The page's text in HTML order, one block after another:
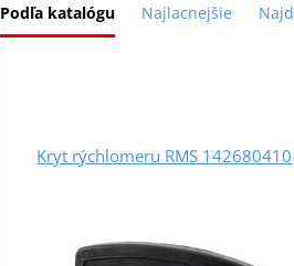
Podľa katalógu Najlacnejšie
Kryt rýchlomeru RMS 142680410